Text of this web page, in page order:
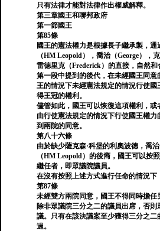
只有法律才能對法律作出權威解釋。
第三章國王和聯邦政府
第一節國王
第85條
國王的憲法權力是根據長子繼承製，通
（HM Leopold），喬治（George），
雷德里克（Frederick）的直接，自然和
第一段中提到的後代，在未經國王同意
王的情況下未經憲法規定的情況行使
得王冠的權利。
儘管如此，國王可以恢復這項權利，
由行使憲法規定的情況下行使國王權
到兩院的同意。
第八十六條
由於缺少薩克森·科堡的利奧波德，喬
（HM Leopold）的後裔，國王可以按
繼任者，即眾議院議員。
在沒有按照上述方式進行任命的情況下
第87條
未經雙方兩院同意，國王不得同時擔任
除非眾議院三分之二的議員出席，否
議。只有在該決議案至少獲得三分之
過。